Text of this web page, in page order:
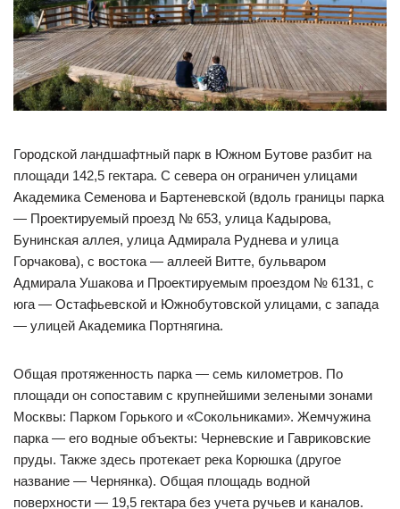
Городской ландшафтный парк в Южном Бутове разбит на
площади 142,5 гектара. С севера он ограничен улицами
Академика Семенова и Бартеневской (вдоль границы парка
— Проектируемый проезд № 653, улица Кадырова,
Бунинская аллея, улица Адмирала Руднева и улица
Горчакова), с востока — аллеей Витте, бульваром
Адмирала Ушакова и Проектируемым проездом № 6131, с
юга — Остафьевской и Южнобутовской улицами, с запада
— улицей Академика Портнягина.
Общая протяженность парка — семь километров. По
площади он сопоставим с крупнейшими зелеными зонами
Москвы: Парком Горького и «Сокольниками». Жемчужина
парка — его водные объекты: Черневские и Гавриковские
пруды. Также здесь протекает река Корюшка (другое
название — Чернянка). Общая площадь водной
поверхности — 19,5 гектара без учета ручьев и каналов.